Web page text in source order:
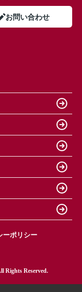
お問い合わせ
ーポリシー
Rights Reserved.